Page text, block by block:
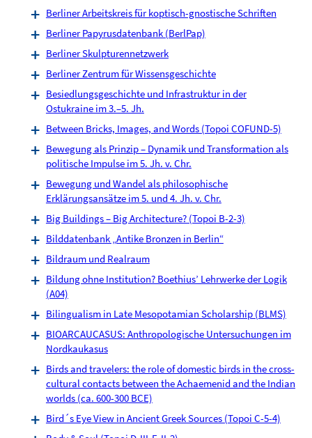
Berliner Arbeitskreis für koptisch-gnostische Schriften
Berliner Papyrusdatenbank (BerlPap)
Berliner Skulpturennetzwerk
Berliner Zentrum für Wissensgeschichte
Besiedlungsgeschichte und Infrastruktur in der
Ostukraine im 3.–5. Jh.
Between Bricks, Images, and Words (Topoi COFUND-5)
Bewegung als Prinzip – Dynamik und Transformation als
politische Impulse im 5. Jh. v. Chr.
Bewegung und Wandel als philosophische
Erklärungsansätze im 5. und 4. Jh. v. Chr.
Big Buildings – Big Architecture? (Topoi B-2-3)
Bilddatenbank „Antike Bronzen in Berlin“
Bildraum und Realraum
Bildung ohne Institution? Boethius’ Lehrwerke der Logik
(A04)
Bilingualism in Late Mesopotamian Scholarship (BLMS)
BIOARCAUCASUS: Anthropologische Untersuchungen im
Nordkaukasus
Birds and travelers: the role of domestic birds in the cross-
cultural contacts between the Achaemenid and the Indian
worlds (ca. 600-300 BCE)
Bird´s Eye View in Ancient Greek Sources (Topoi C-5-4)